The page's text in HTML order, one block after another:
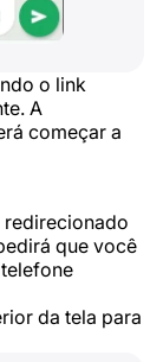
o link
A
começar a
redirecionado
que você
da tela para